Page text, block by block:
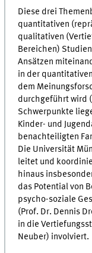
Diese drei
quantitativen
qualitativen
Bereichen)
Ansätzen
in der
dem
durchgeführt wird
Schwerpunkte
Kinder- und
benachteiligten
Die Universität
leitet und
hinaus
das Potential von
psycho-soziale
(Prof. Dr. Dennis
in die
Neuber) involviert.